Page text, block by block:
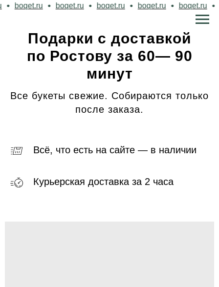
boqet.ru boqet.ru boqet.ru boqet.ru
Подарки с доставкой
по Ростову за 60— 90
минут
Все букеты свежие. Собираются только
после заказа.
Всё, что есть на сайте — в наличии
Курьерская доставка за 2 часа